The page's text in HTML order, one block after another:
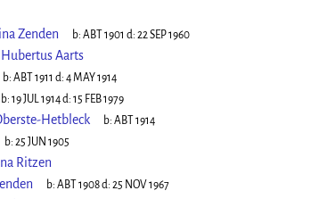
Zenden b: ABT 1901 d: 22 SEP 1960
Aarts
b: ABT 1911 d: 4 MAY 1914
b: 19 JUL 1914d: 15 FEB 1979
Hetbleck b: ABT 1914
b: 25 JUN 1905
Ritzen
b: ABT 1908d: 25 NOV 1967